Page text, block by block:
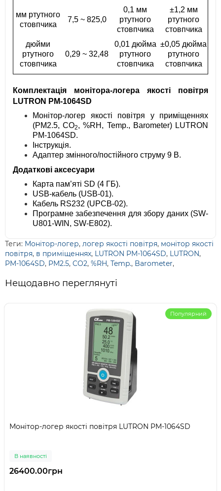
мм ртутного
стовпчика
7,5 ~ 825,0
0,1 мм
ртутного
стовпчика
±1,2 мм
ртутного
стовпчика
дюйми
ртутного
стовпчика
0,29 ~ 32,48
0,01 дюйма
ртутного
стовпчика
±0,05 дюйма
ртутного
стовпчика
Комплектація монітора-логера якості повітря
LUTRON PM-1064SD
Монітор-логер якості повітря у приміщеннях
(PM2.5, CO2, %RH, Temp., Barometer) LUTRON
PM-1064SD.
Інструкція.
Адаптер змінного/постійного струму 9 В.
Додаткові аксесуари
Карта пам’яті SD (4 ГБ).
USB-кабель (USB-01).
Кабель RS232 (UPCB-02).
Програмне забезпечення для збору даних (SW-
U801-WIN, SW-E802).
Теги: Монітор-логер, логер якості повітря, монітор якості
повітря, в приміщеннях, LUTRON PM-1064SD, LUTRON,
PM-1064SD, PM2.5, CO2, %RH, Temp., Barometer,
Нещодавно переглянуті
Популярний
Монітор-логер якості повітря LUTRON PM-1064SD
В наявності
26400.00грн